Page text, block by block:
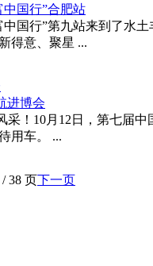
中国行”第九站来到了水
得意、聚星 ...
采！10月12日，第七届
用车。 ...
/ 38 页下一页